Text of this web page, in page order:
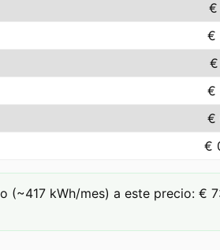
€
€
€
€
€
€
(~417 kWh/mes) a este precio: €